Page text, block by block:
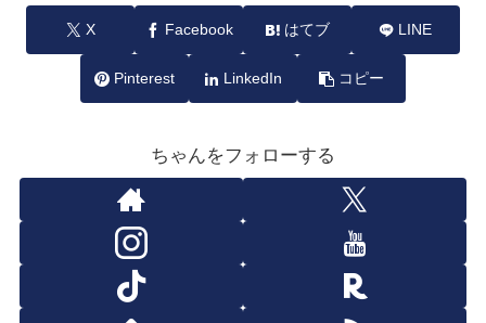
X Facebook はてブ LINE
Pinterest LinkedIn コピー
ちゃんをフォローする